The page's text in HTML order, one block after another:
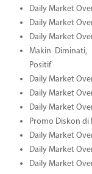
Daily Market
Daily Market
Daily Market
Makin Diminati,
Positif
Daily Market
Daily Market
Daily Market
Promo Diskon di
Daily Market
Daily Market
Daily Market